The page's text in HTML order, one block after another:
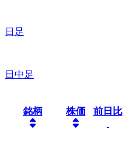
日足
日中足
銘柄 株価 前日比